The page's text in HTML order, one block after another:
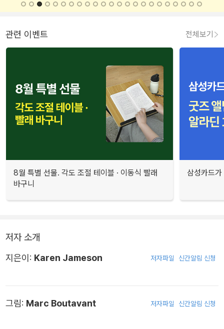
관련 이벤트 전체보기
8월 특별 선물. 각도 조절 테이블 · 이동식 빨래
바구니
삼성카드
저자 소개
지은이: Karen Jameson 저자파일 신간알림 신청
그림: Marc Boutavant 저자파일 신간알림 신청